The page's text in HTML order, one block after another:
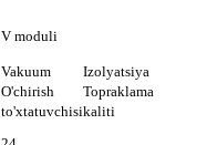
V moduli
Vakuum
O'chirish
to'xtatuvchisi
Izolyatsiya
Topraklama
kaliti